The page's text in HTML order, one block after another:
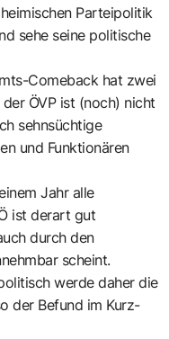
Parteipolitik
sehe seine politische
Comeback hat zwei
ÖVP ist (noch) nicht
sehnsüchtige
und Funktionären
Jahr alle
ist derart gut
durch den
scheint.
werde daher die
der Befund im Kurz-